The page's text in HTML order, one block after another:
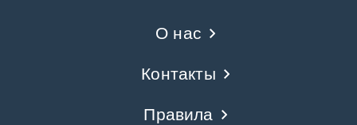
О нас
Контакты
Правила